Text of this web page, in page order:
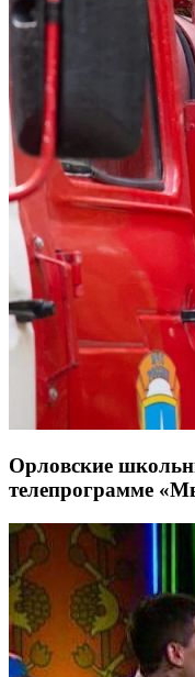
Орловские
телепрограмме